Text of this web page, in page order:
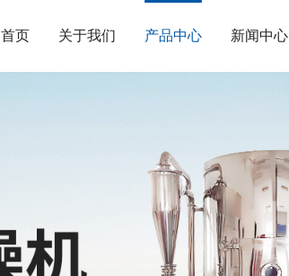
首页 关于我们 产品中心 新闻中心